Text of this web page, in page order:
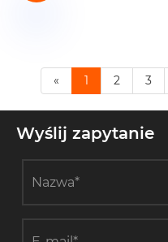
« 1 2 3
Wyślij zapytanie